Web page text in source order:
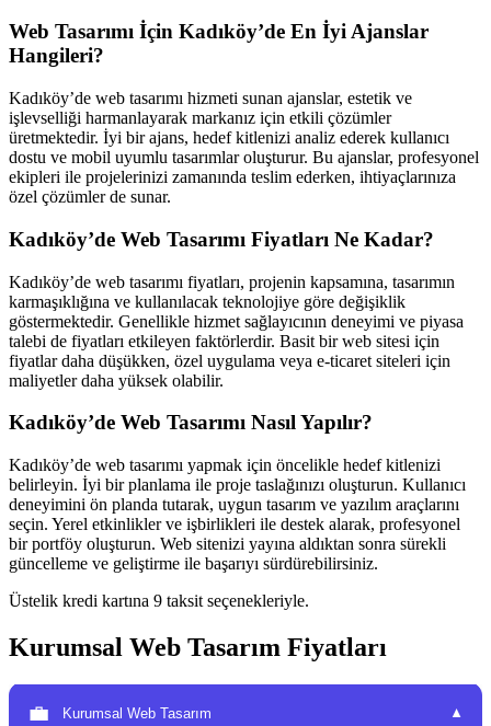
Web Tasarımı İçin Kadıköy’de En İyi Ajanslar
Hangileri?
Kadıköy’de web tasarımı hizmeti sunan ajanslar, estetik ve
işlevselliği harmanlayarak markanız için etkili çözümler
üretmektedir. İyi bir ajans, hedef kitlenizi analiz ederek kullanıcı
dostu ve mobil uyumlu tasarımlar oluşturur. Bu ajanslar, profesyonel
ekipleri ile projelerinizi zamanında teslim ederken, ihtiyaçlarınıza
özel çözümler de sunar.
Kadıköy’de Web Tasarımı Fiyatları Ne Kadar?
Kadıköy’de web tasarımı fiyatları, projenin kapsamına, tasarımın
karmaşıklığına ve kullanılacak teknolojiye göre değişiklik
göstermektedir. Genellikle hizmet sağlayıcının deneyimi ve piyasa
talebi de fiyatları etkileyen faktörlerdir. Basit bir web sitesi için
fiyatlar daha düşükken, özel uygulama veya e-ticaret siteleri için
maliyetler daha yüksek olabilir.
Kadıköy’de Web Tasarımı Nasıl Yapılır?
Kadıköy’de web tasarımı yapmak için öncelikle hedef kitlenizi
belirleyin. İyi bir planlama ile proje taslağınızı oluşturun. Kullanıcı
deneyimini ön planda tutarak, uygun tasarım ve yazılım araçlarını
seçin. Yerel etkinlikler ve işbirlikleri ile destek alarak, profesyonel
bir portföy oluşturun. Web sitenizi yayına aldıktan sonra sürekli
güncelleme ve geliştirme ile başarıyı sürdürebilirsiniz.
Üstelik kredi kartına 9 taksit seçenekleriyle.
Kurumsal Web Tasarım Fiyatları
💼 Kurumsal Web Tasarım ▼